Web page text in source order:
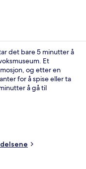
det bare 5 minutter å
Et
og etter en
for å spise eller ta
å gå til
Terminal Station og
unna.